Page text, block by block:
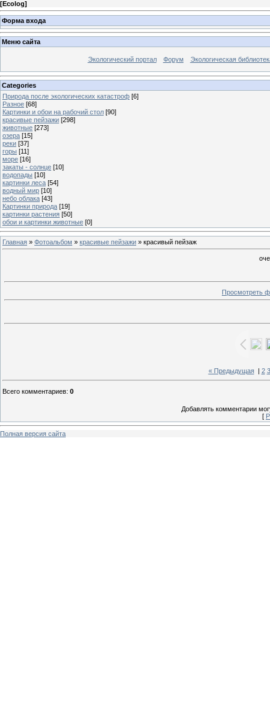
[Ecolog]
Форма входа
Меню сайта
Экологический портал Форум Экологическая
Categories
Природа после экологических катастроф [6]
Разное [68]
Картинки и обои на рабочий стол [90]
красивые пейзажи [298]
животные [273]
озера [15]
реки [37]
горы [11]
море [16]
закаты - солнце [10]
водопады [10]
картинки леса [54]
водный мир [10]
небо облака [43]
Картинки природа [19]
картинки растения [50]
обои и картинки животные [0]
Главная » Фотоальбом » красивые пейзажи » красивый пейзаж
Просмотреть
« Предыдущая| 2 3
Всего комментариев: 0
Добавлять комментарии
[
Полная версия сайта